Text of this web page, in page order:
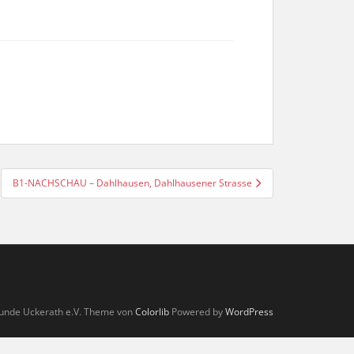
B1-NACHSCHAU – Dahlhausen, Dahlhausener Strasse
Uckerath e.V. Theme vonColorlib Powered byWordPress